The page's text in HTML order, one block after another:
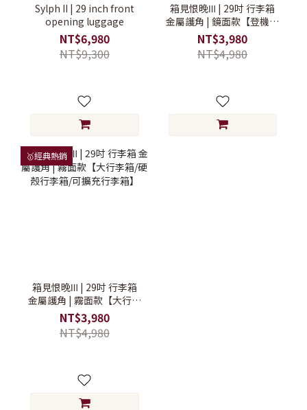
Sylph II | 29 inch front
opening luggage
NT$6,980
NT$9,300
箱見恨晚Ⅲ | 29吋 行李箱
金屬護角 | 鏡面款【登機行
李箱/旅行箱/硬殼行李箱】
NT$3,980
NT$4,980
🥇經典熱銷
箱見恨晚Ⅲ | 29吋 行李箱
金屬護角 | 霧面款【大行李
箱/硬殼行李箱/可擴充行李
箱】
NT$3,980
NT$4,980